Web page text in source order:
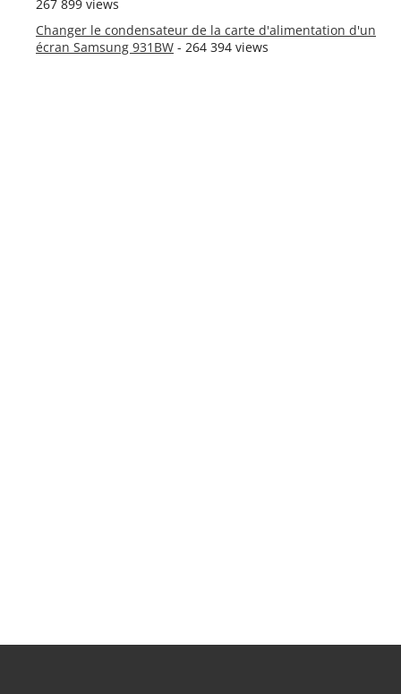
267 899 views
Changer le condensateur de la carte d'alimentation d'un
écran Samsung 931BW - 264 394 views